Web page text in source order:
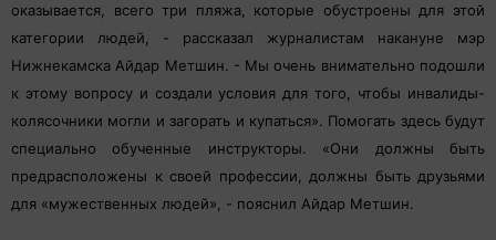
оказывается, всего три пляжа, которые обустроены для этой
категории людей, - рассказал журналистам накануне мэр
Нижнекамска Айдар Метшин. - Мы очень внимательно подошли
к этому вопросу и создали условия для того, чтобы инвалиды-
колясочники могли и загорать и купаться». Помогать здесь будут
специально обученные инструкторы. «Они должны быть
предрасположены к своей профессии, должны быть друзьями
для «мужественных людей», - пояснил Айдар Метшин.